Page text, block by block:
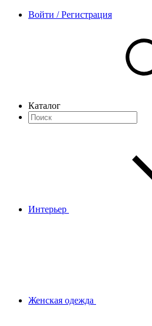
Войти / Регистрация
Каталог
Интерьер
Женская одежда